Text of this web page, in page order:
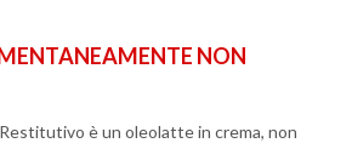
NON
è un oleolatte in crema, non